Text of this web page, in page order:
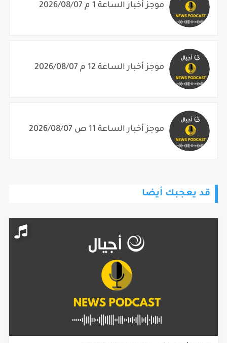
موجز أخبار الساعة 1 م 2026/08/07
موجز أخبار الساعة 12 م 2026/08/07
موجز أخبار الساعة 11 ص 2026/08/07
قد يعجبك أيضا